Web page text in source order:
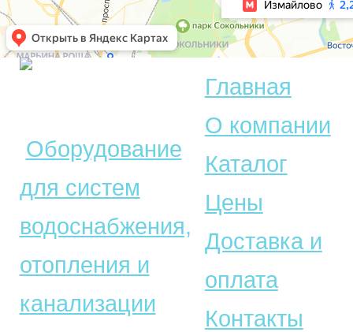
Оборудование
для систем
водоснабжения,
отопления и
канализации
Главная
О компании
Каталог
Цены
Доставка и
оплата
Контакты